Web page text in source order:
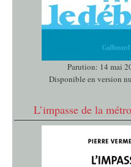
Parution: 14 mai
Disponible en version
L’impasse de la